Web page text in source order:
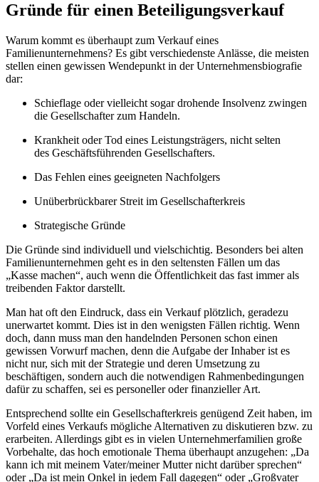
Gründe für einen Beteiligungsverkauf
Warum kommt es überhaupt zum Verkauf eines
Familienunternehmens? Es gibt verschiedenste Anlässe, die meisten
stellen einen gewissen Wendepunkt in der Unternehmensbiografie
dar:
Schieflage oder vielleicht sogar drohende Insolvenz zwingen
die Gesellschafter zum Handeln.
Krankheit oder Tod eines Leistungsträgers, nicht selten
des Geschäftsführenden Gesellschafters.
Das Fehlen eines geeigneten Nachfolgers
Unüberbrückbarer Streit im Gesellschafterkreis
Strategische Gründe
Die Gründe sind individuell und vielschichtig. Besonders bei alten
Familienunternehmen geht es in den seltensten Fällen um das
„Kasse machen“, auch wenn die Öffentlichkeit das fast immer als
treibenden Faktor darstellt.
Man hat oft den Eindruck, dass ein Verkauf plötzlich, geradezu
unerwartet kommt. Dies ist in den wenigsten Fällen richtig. Wenn
doch, dann muss man den handelnden Personen schon einen
gewissen Vorwurf machen, denn die Aufgabe der Inhaber ist es
nicht nur, sich mit der Strategie und deren Umsetzung zu
beschäftigen, sondern auch die notwendigen Rahmenbedingungen
dafür zu schaffen, sei es personeller oder finanzieller Art.
Entsprechend sollte ein Gesellschafterkreis genügend Zeit haben, im
Vorfeld eines Verkaufs mögliche Alternativen zu diskutieren bzw. zu
erarbeiten. Allerdings gibt es in vielen Unternehmerfamilien große
Vorbehalte, das hoch emotionale Thema überhaupt anzugehen: „Da
kann ich mit meinem Vater/meiner Mutter nicht darüber sprechen“
oder „Da ist mein Onkel in jedem Fall dagegen“ oder „Großvater